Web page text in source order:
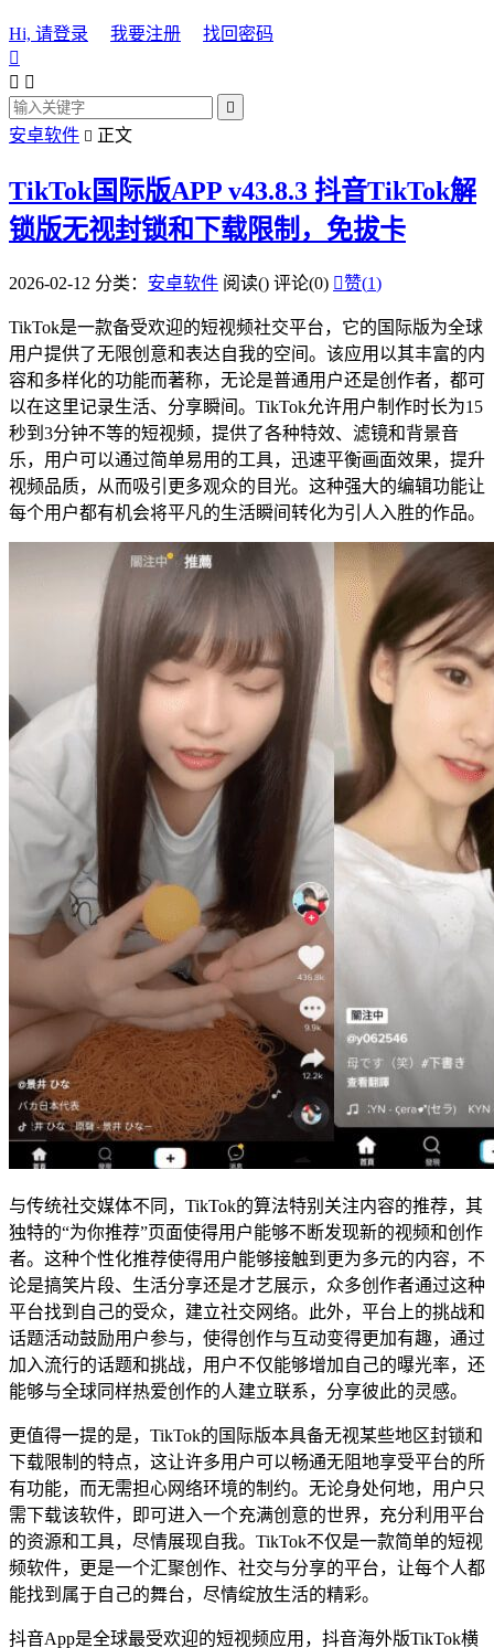
Hi, 请登录 我要注册
找回密码

 

安卓软件  正文
TikTok国际版APP v43.8.3 抖音TikTok解
锁版无视封锁和下载限制，免拔卡
2026-02-12 分类： 安卓软件 阅读() 评论(0) 赞(1)
TikTok是一款备受欢迎的短视频社交平台，它的国际版为全球
用户提供了无限创意和表达自我的空间。该应用以其丰富的内
容和多样化的功能而著称，无论是普通用户还是创作者，都可
以在这里记录生活、分享瞬间。TikTok允许用户制作时长为15
秒到3分钟不等的短视频，提供了各种特效、滤镜和背景音
乐，用户可以通过简单易用的工具，迅速平衡画面效果，提升
视频品质，从而吸引更多观众的目光。这种强大的编辑功能让
每个用户都有机会将平凡的生活瞬间转化为引人入胜的作品。
与传统社交媒体不同，TikTok的算法特别关注内容的推荐，其
独特的“为你推荐”页面使得用户能够不断发现新的视频和创作
者。这种个性化推荐使得用户能够接触到更为多元的内容，不
论是搞笑片段、生活分享还是才艺展示，众多创作者通过这种
平台找到自己的受众，建立社交网络。此外，平台上的挑战和
话题活动鼓励用户参与，使得创作与互动变得更加有趣，通过
加入流行的话题和挑战，用户不仅能够增加自己的曝光率，还
能够与全球同样热爱创作的人建立联系，分享彼此的灵感。
更值得一提的是，TikTok的国际版本具备无视某些地区封锁和
下载限制的特点，这让许多用户可以畅通无阻地享受平台的所
有功能，而无需担心网络环境的制约。无论身处何地，用户只
需下载该软件，即可进入一个充满创意的世界，充分利用平台
的资源和工具，尽情展现自我。TikTok不仅是一款简单的短视
频软件，更是一个汇聚创作、社交与分享的平台，让每个人都
能找到属于自己的舞台，尽情绽放生活的精彩。
抖音App是全球最受欢迎的短视频应用，抖音海外版TikTok横